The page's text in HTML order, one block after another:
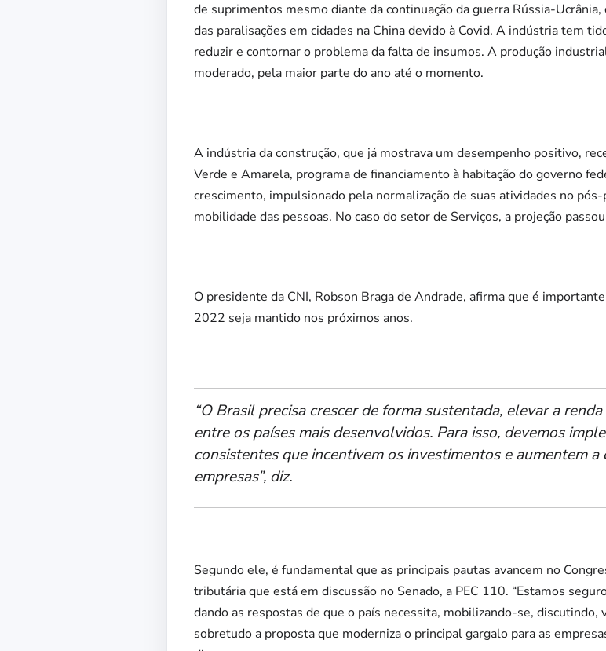
de suprimentos mesmo diante da continuação da guerra Rússia-
das paralisações em cidades na China devido à Covid. A indústria tem
reduzir e contornar o problema da falta de insumos. A produção
moderado, pela maior parte do ano até o momento.
A indústria da construção, que já mostrava um desempenho positivo,
Verde e Amarela, programa de financiamento à habitação do governo
crescimento, impulsionado pela normalização de suas atividades no
mobilidade das pessoas. No caso do setor de Serviços, a projeção
O presidente da CNI, Robson Braga de Andrade, afirma que é
2022 seja mantido nos próximos anos.
“O Brasil precisa crescer de forma sustentada, elevar a
entre os países mais desenvolvidos. Para isso, devemos
consistentes que incentivem os investimentos e aumentem
empresas”, diz.
Segundo ele, é fundamental que as principais pautas avancem no
tributária que está em discussão no Senado, a PEC 110. “Estamos
dando as respostas de que o país necessita, mobilizando-se,
sobretudo a proposta que moderniza o principal gargalo para as